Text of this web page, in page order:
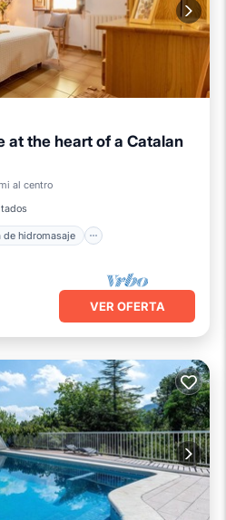
at the heart of a Catalan
al centro
de hidromasaje
Terraza
VER OFERTA